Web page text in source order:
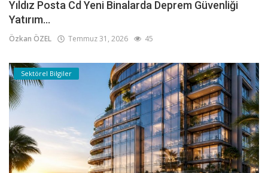
Yıldız Posta Cd Yeni Binalarda Deprem Güvenliği
Yatırım...
Özkan ÖZEL Temmuz 31, 2026 45
Sektörel Bilgiler